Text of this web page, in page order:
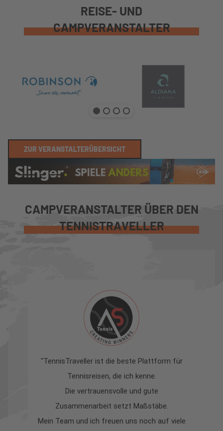
REISE- UND
CAMPVERANSTALTER
ZUR VERANSTALTERÜBERSICHT
CAMPVERANSTALTER ÜBER DEN
TENNISTRAVELLER
"TennisTraveller ist die beste Plattform für
Tennisreisen, die ich kenne.
Die vertrauensvolle und gute
Zusammenarbeit setzt Maßstäbe.
Mein Team und ich freuen uns noch auf viele